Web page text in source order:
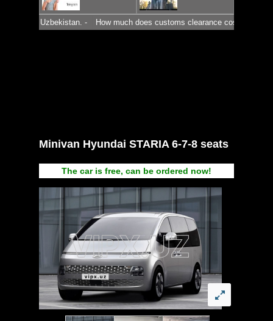
in Uzbekistan. - How much does customs clearance cost
Minivan Hyundai STARIA 6-7-8 seats
The car is free, can be ordered now!